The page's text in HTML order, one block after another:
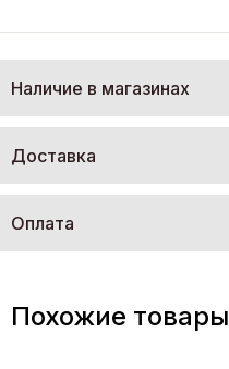
Наличие в магазинах
Доставка
Оплата
Похожие товары